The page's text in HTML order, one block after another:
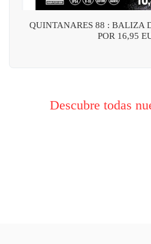
QUINTANARES 88 : BALIZA
POR 16,95
Descubre todas